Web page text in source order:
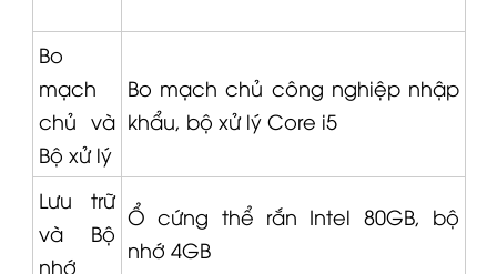
Bo
mạch
chủ và
Bộ xử lý
Bo mạch chủ công nghiệp nhập
khẩu, bộ xử lý Core i5
Lưu trữ
và Bộ
nhớ
Ổ cứng thể rắn Intel 80GB, bộ
nhớ 4GB